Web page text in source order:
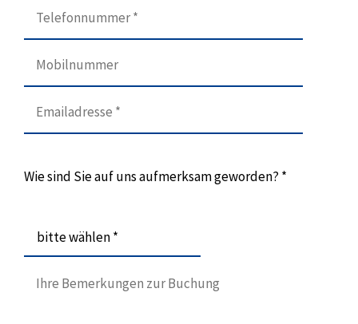
Wie sind Sie auf uns aufmerksam geworden? *
bitte wählen *